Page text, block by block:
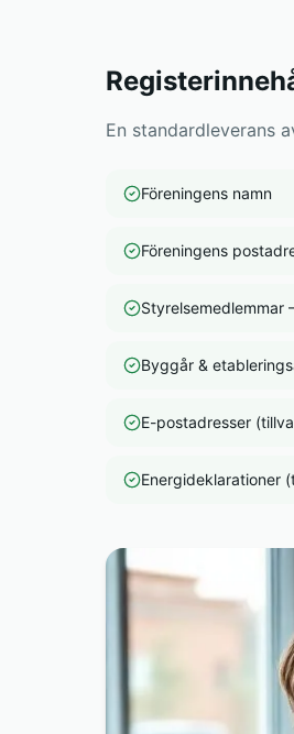
En standardleverans
Föreningens namn
Föreningens
Styrelsemedlemmar
Byggår &
E-postadresser
Energideklarationer